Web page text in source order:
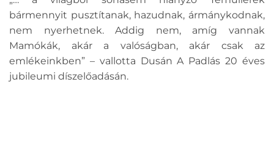
bármennyit pusztítanak, hazudnak, ármánykodnak,
nem nyerhetnek. Addig nem, amíg vannak
Mamókák, akár a valóságban, akár csak az
emlékeinkben” – vallotta Dusán A Padlás 20 éves
jubileumi díszelőadásán.